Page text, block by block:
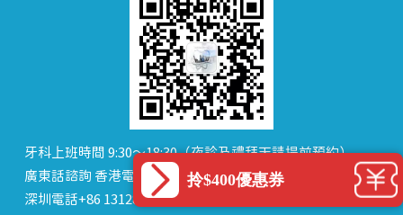
牙科上班時間 9:30～18:30（夜診及禮拜天請提前預約）
廣東話諮詢 香港電話+852 51721315
深圳電話+86 13128823079
拎$400優惠券